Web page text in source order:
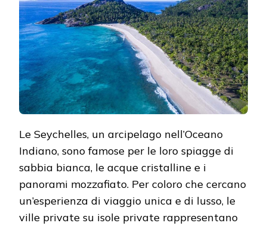
DI
LUSSO
ALLE
SEYCHELLES
E
LE
MIGLIORI
PIATTAFORME
DI
PRENOTAZIONE
Le Seychelles, un arcipelago nell’Oceano
Indiano, sono famose per le loro spiagge di
sabbia bianca, le acque cristalline e i
panorami mozzafiato. Per coloro che cercano
un’esperienza di viaggio unica e di lusso, le
ville private su isole private rappresentano